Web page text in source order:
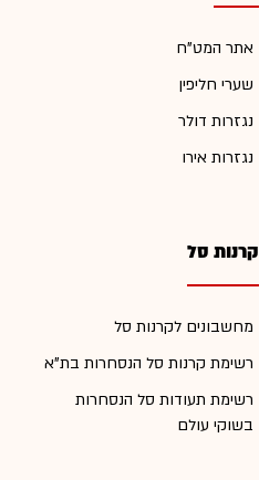
אתר המט"ח
שערי חליפין
נגזרות דולר
נגזרות אירו
קרנות סל
מחשבונים לקרנות סל
רשימת קרנות סל הנסחרות בת"א
רשימת תעודות סל הנסחרות
בשוקי עולם